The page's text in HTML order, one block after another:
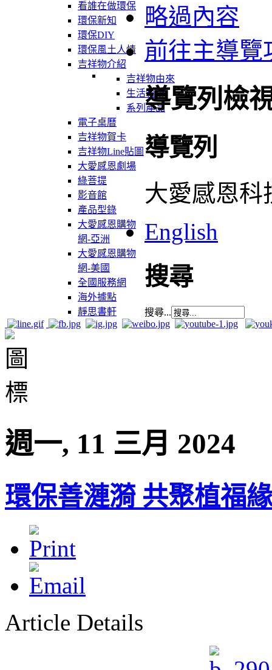
看誰在做環保
環保新知
環保DIY
環保風土人情
吉祥物介紹
吉祥物由來
生活軌跡
系列產品
電子桌曆
吉祥物賀卡
吉祥物Line貼圖
大愛感恩劇場
綠菩提
影音館
產品型錄
大愛感恩購物
網-亞洲
大愛感恩購物
網-美國
全國服務網
海外據點
靜思書軒
略過內容
前往主導覽
導覽列檢
導覽列
大愛感恩科
English
搜尋
搜尋...
週一, 11 三月 2024
環保善漣漪 共聚植福緣
Article Details